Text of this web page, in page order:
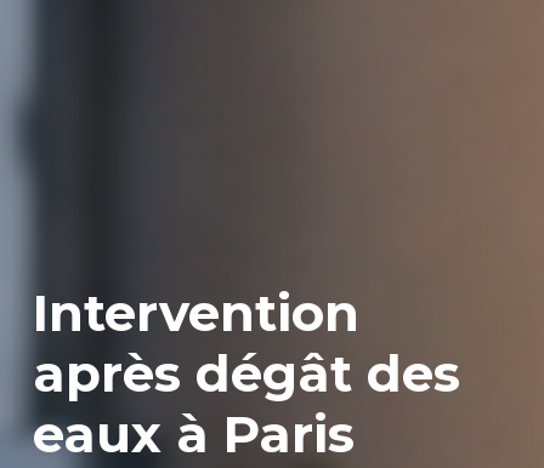
Intervention
après dégât des
eaux à Paris